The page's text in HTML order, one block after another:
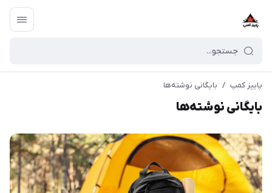
پاییز کمپ / بایگانی نوشته‌ها
بایگانی نوشته‌ها